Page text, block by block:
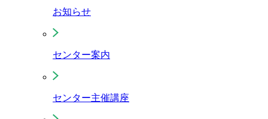
お知らせ
センター案内
センター主催講座